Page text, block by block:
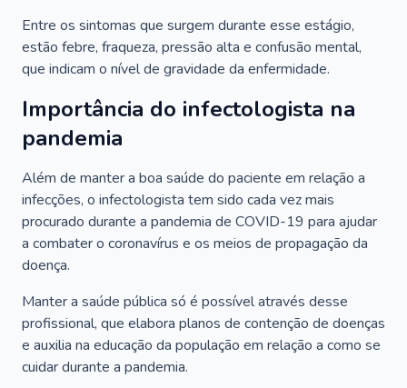
Entre os sintomas que surgem durante esse estágio,
estão febre, fraqueza, pressão alta e confusão mental,
que indicam o nível de gravidade da enfermidade.
Importância do infectologista na
pandemia
Além de manter a boa saúde do paciente em relação a
infecções, o infectologista tem sido cada vez mais
procurado durante a pandemia de COVID-19 para ajudar
a combater o coronavírus e os meios de propagação da
doença.
Manter a saúde pública só é possível através desse
profissional, que elabora planos de contenção de doenças
e auxilia na educação da população em relação a como se
cuidar durante a pandemia.